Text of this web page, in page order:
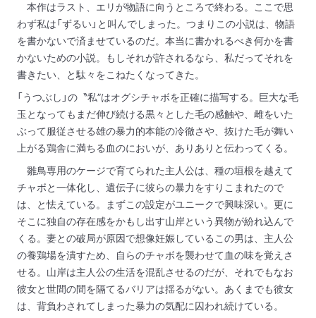
本作はラスト、エリが物語に向うところで終わる。ここで思
わず私は「ずるい」と叫んでしまった。つまりこの小説は、物語
を書かないで済ませているのだ。本当に書かれるべき何かを書
かないための小説。もしそれが許されるなら、私だってそれを
書きたい、と駄々をこねたくなってきた。
「うつぶし」の〝私”はオグシチャボを正確に描写する。巨大な毛
玉となってもまだ伸び続ける黒々とした毛の感触や、雌をいた
ぶって服従させる雄の暴力的本能の冷徹さや、抜けた毛が舞い
上がる鶏舎に満ちる血のにおいが、ありありと伝わってくる。
雛鳥専用のケージで育てられた主人公は、種の垣根を越えて
チャボと一体化し、遺伝子に彼らの暴力をすりこまれたので
は、と怯えている。まずこの設定がユニークで興味深い。更に
そこに独自の存在感をかもし出す山岸という異物が紛れ込んで
くる。妻との破局が原因で想像妊娠しているこの男は、主人公
の養鶏場を潰すため、自らのチャボを襲わせて血の味を覚えさ
せる。山岸は主人公の生活を混乱させるのだが、それでもなお
彼女と世間の間を隔てるバリアは揺るがない。あくまでも彼女
は、背負わされてしまった暴力の気配に囚われ続けている。